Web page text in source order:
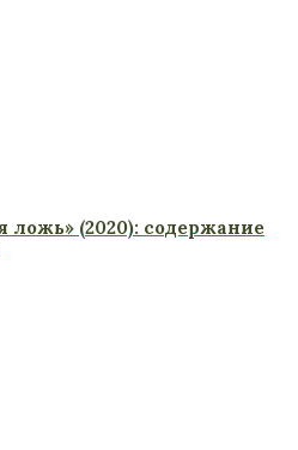
ложь» (2020): содержание